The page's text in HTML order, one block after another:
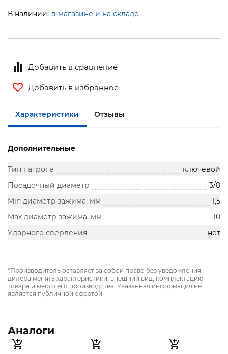
В наличии: в магазине и на складе
Добавить в сравнение
Добавить в избранное
Характеристики Отзывы
Дополнительные
Тип патрона
ключевой
Посадочный диаметр
3/8
Min диаметр зажима, мм
1,5
Max диаметр зажима, мм
10
Ударного сверления
нет
*Производитель оставляет за собой право без уведомления
дилера менять характеристики, внешний вид, комплектацию
товара и место его производства. Указанная информация не
является публичной офертой
Аналоги